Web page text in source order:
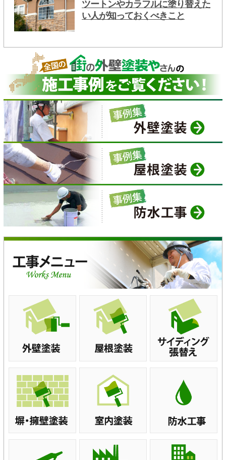
ツートンやカラフルに塗り替えた
い人が知っておくべきこと